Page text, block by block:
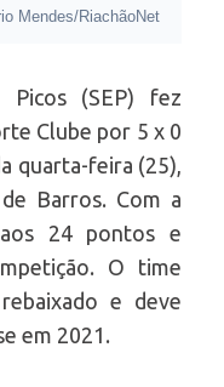
Mendes/RiachãoNet
Picos (SEP) fez
Clube por 5 x 0
quarta-feira (25),
Barros. Com a
24 pontos e
O time
e deve
em 2021.